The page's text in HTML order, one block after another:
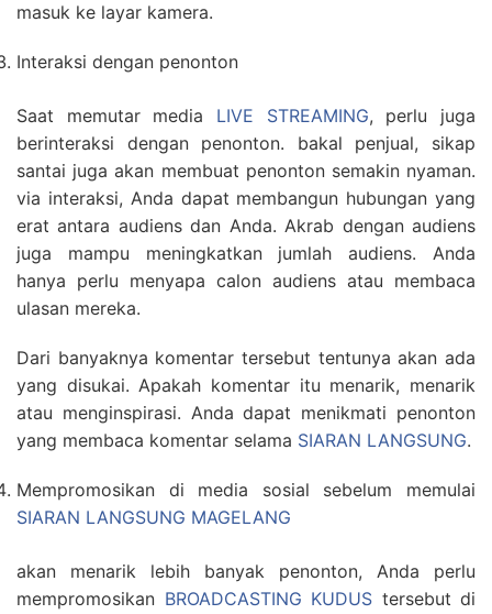
masuk ke layar kamera.
Interaksi dengan penonton
Saat memutar media LIVE STREAMING, perlu juga
berinteraksi dengan penonton. bakal penjual, sikap
santai juga akan membuat penonton semakin nyaman.
via interaksi, Anda dapat membangun hubungan yang
erat antara audiens dan Anda. Akrab dengan audiens
juga mampu meningkatkan jumlah audiens. Anda
hanya perlu menyapa calon audiens atau membaca
ulasan mereka.
Dari banyaknya komentar tersebut tentunya akan ada
yang disukai. Apakah komentar itu menarik, menarik
atau menginspirasi. Anda dapat menikmati penonton
yang membaca komentar selama SIARAN LANGSUNG.
Mempromosikan di media sosial sebelum memulai
SIARAN LANGSUNG MAGELANG
akan menarik lebih banyak penonton, Anda perlu
mempromosikan BROADCASTING KUDUS tersebut di